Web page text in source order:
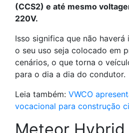
(CCS2) e até mesmo
220V.
Isso significa que não
o seu uso seja colocado em
cenários, o que torna o
para o dia a dia do condutor.
Leia também: VWCO
vocacional para construção